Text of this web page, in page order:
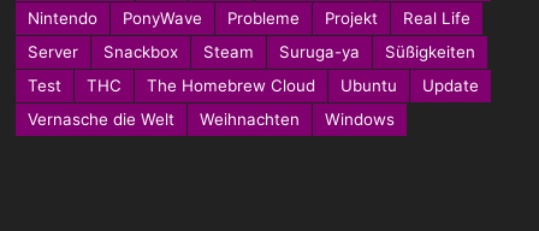
Nintendo
PonyWave Probleme Projekt
Real Life
Server
Snackbox Steam Suruga-ya
Süßigkeiten
Test
THC The Homebrew Cloud Ubuntu
Update
Vernasche die Welt
Weihnachten Windows